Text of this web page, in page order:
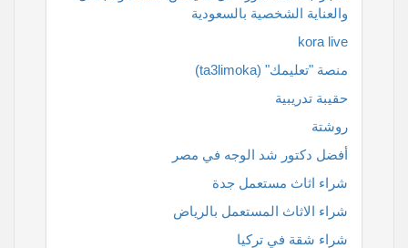
والعناية الشخصية بالسعودية
kora live
منصة "تعليمك" (ta3limoka)
حقيبة تدريبية
روشتة
أفضل دكتور شد الوجه في مصر
شراء اثاث مستعمل جدة
شراء الاثاث المستعمل بالرياض
شراء شقة في تركيا